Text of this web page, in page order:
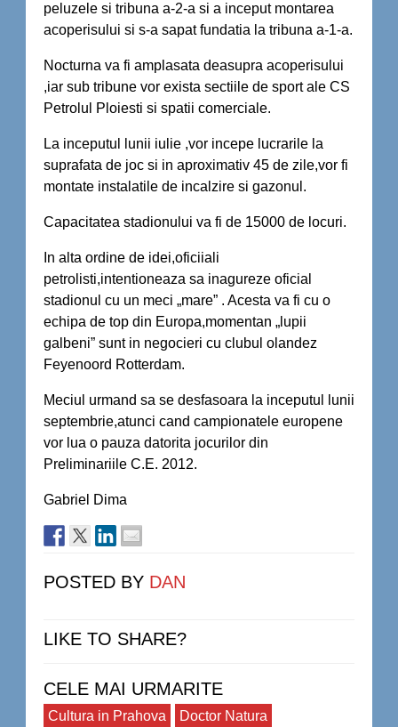
peluzele si tribuna a-2-a si a inceput montarea
acoperisului si s-a sapat fundatia la tribuna a-1-a.
Nocturna va fi amplasata deasupra acoperisului
,iar sub tribune vor exista sectiile de sport ale CS
Petrolul Ploiesti si spatii comerciale.
La inceputul lunii iulie ,vor incepe lucrarile la
suprafata de joc si in aproximativ 45 de zile,vor fi
montate instalatile de incalzire si gazonul.
Capacitatea stadionului va fi de 15000 de locuri.
In alta ordine de idei,oficiiali
petrolisti,intentioneaza sa inagureze oficial
stadionul cu un meci „mare” . Acesta va fi cu o
echipa de top din Europa,momentan „lupii
galbeni” sunt in negocieri cu clubul olandez
Feyenoord Rotterdam.
Meciul urmand sa se desfasoara la inceputul lunii
septembrie,atunci cand campionatele europene
vor lua o pauza datorita jocurilor din
Preliminariile C.E. 2012.
Gabriel Dima
POSTED BY DAN
LIKE TO SHARE?
CELE MAI URMARITE
Cultura in Prahova
Doctor Natura